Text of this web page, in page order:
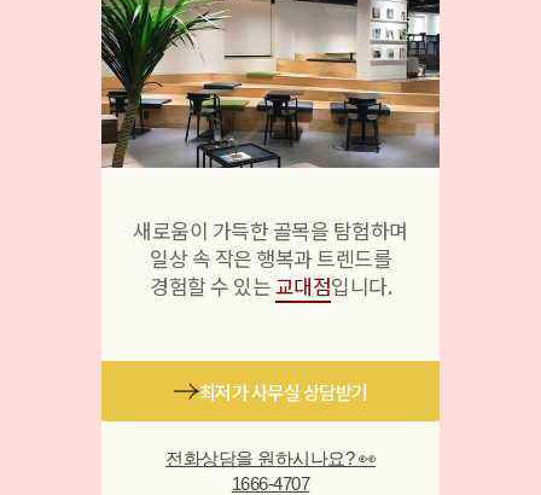
새로움이 가득한 골목을 탐험하며
일상 속 작은 행복과 트렌드를
경험할 수 있는교대점입니다.
최저가 사무실 상담받기
전화상담을 원하시나요? 👀
1666-4707